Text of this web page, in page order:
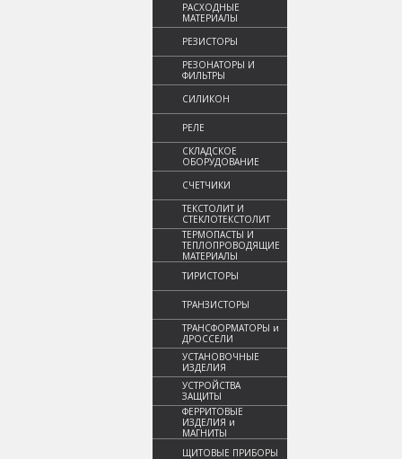
РАСХОДНЫЕ
МАТЕРИАЛЫ
РЕЗИСТОРЫ
РЕЗОНАТОРЫ И
ФИЛЬТРЫ
СИЛИКОН
РЕЛЕ
СКЛАДСКОЕ
ОБОРУДОВАНИЕ
СЧЕТЧИКИ
ТЕКСТОЛИТ И
СТЕКЛОТЕКСТОЛИТ
ТЕРМОПАСТЫ И
ТЕПЛОПРОВОДЯЩИЕ
МАТЕРИАЛЫ
ТИРИСТОРЫ
ТРАНЗИСТОРЫ
ТРАНСФОРМАТОРЫ и
ДРОССЕЛИ
УСТАНОВОЧНЫЕ
ИЗДЕЛИЯ
УСТРОЙСТВА
ЗАЩИТЫ
ФЕРРИТОВЫЕ
ИЗДЕЛИЯ и
МАГНИТЫ
ЩИТОВЫЕ ПРИБОРЫ